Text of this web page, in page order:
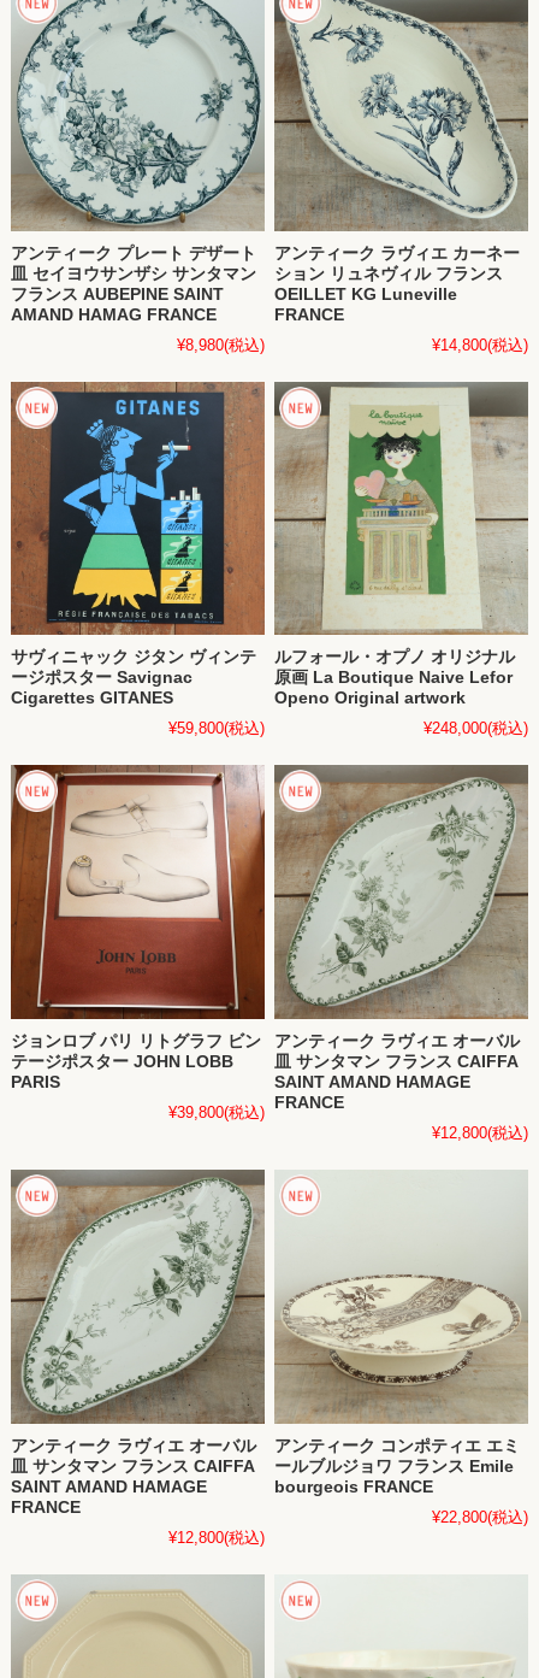
アンティーク プレート デザート
皿 セイヨウサンザシ サンタマン
フランス AUBEPINE SAINT
AMAND HAMAG FRANCE
¥8,980(税込)
アンティーク ラヴィエ カーネー
ション リュネヴィル フランス
OEILLET KG Luneville
FRANCE
¥14,800(税込)
サヴィニャック ジタン ヴィンテ
ージポスター Savignac
Cigarettes GITANES
¥59,800(税込)
ルフォール・オプノ オリジナル
原画 La Boutique Naive Lefor
Openo Original artwork
¥248,000(税込)
ジョンロブ パリ リトグラフ ビン
テージポスター JOHN LOBB
PARIS
¥39,800(税込)
アンティーク ラヴィエ オーバル
皿 サンタマン フランス CAIFFA
SAINT AMAND HAMAGE
FRANCE
¥12,800(税込)
アンティーク ラヴィエ オーバル
皿 サンタマン フランス CAIFFA
SAINT AMAND HAMAGE
FRANCE
¥12,800(税込)
アンティーク コンポティエ エミ
ールブルジョワ フランス Emile
bourgeois FRANCE
¥22,800(税込)